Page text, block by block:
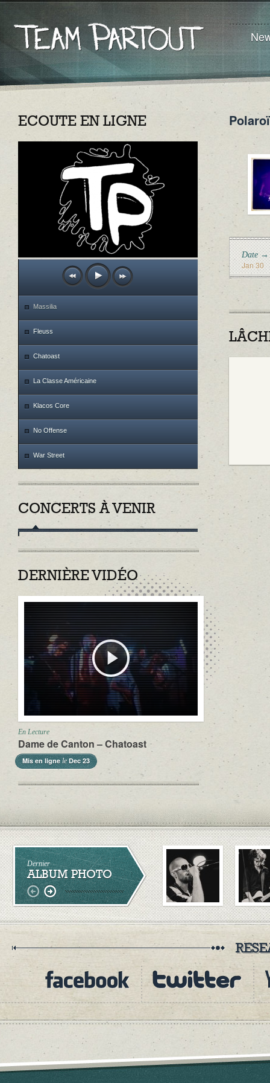
ECOUTE EN LIGNE
Massilia
Fleuss
Chatoast
La Classe Américaine
Klacos Core
No Offense
War Street
CONCERTS À VENIR
DERNIÈRE VIDÉO
En Lecture
Dame de Canton – Chatoast
Mis en ligneleDec 23
Date →
Jan 30
Dernier
ALBUM PHOTO